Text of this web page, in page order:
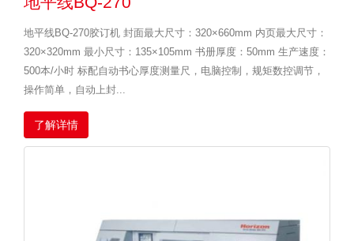
地平线BQ-270胶订机 封面最大尺寸：320×660mm 内页最大尺寸：
320×320mm 最小尺寸：135×105mm 书册厚度：50mm 生产速度：
500本/小时 标配自动书心厚度测量尺，电脑控制，规矩数控调节，
操作简单，自动上封...
了解详情